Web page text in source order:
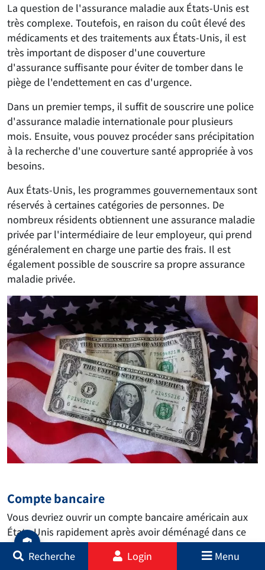
Recherche Login Menu
La question de l'assurance maladie aux États-Unis est
très complexe. Toutefois, en raison du coût élevé des
médicaments et des traitements aux États-Unis, il est
très important de disposer d'une couverture
d'assurance suffisante pour éviter de tomber dans le
piège de l'endettement en cas d'urgence.
Dans un premier temps, il suffit de souscrire une police
d'assurance maladie internationale pour plusieurs
mois. Ensuite, vous pouvez procéder sans précipitation
à la recherche d'une couverture santé appropriée à vos
besoins.
Aux États-Unis, les programmes gouvernementaux sont
réservés à certaines catégories de personnes. De
nombreux résidents obtiennent une assurance maladie
privée par l'intermédiaire de leur employeur, qui prend
généralement en charge une partie des frais. Il est
également possible de souscrire sa propre assurance
maladie privée.
Compte bancaire
Vous devriez ouvrir un compte bancaire américain aux
États-Unis rapidement après avoir déménagé dans ce
pays. Le secteur bancaire américain est immense et
comprend plus de 5 000 institutions financières